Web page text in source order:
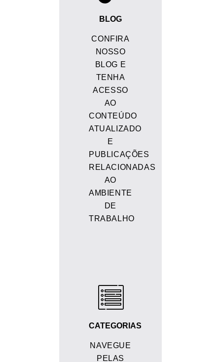
BLOG
CONFIRA
NOSSO
BLOG E
TENHA
ACESSO
AO
CONTEÚDO
ATUALIZADO
E
PUBLICAÇÕES
RELACIONADAS
AO
AMBIENTE
DE
TRABALHO
CATEGORIAS
NAVEGUE
PELAS